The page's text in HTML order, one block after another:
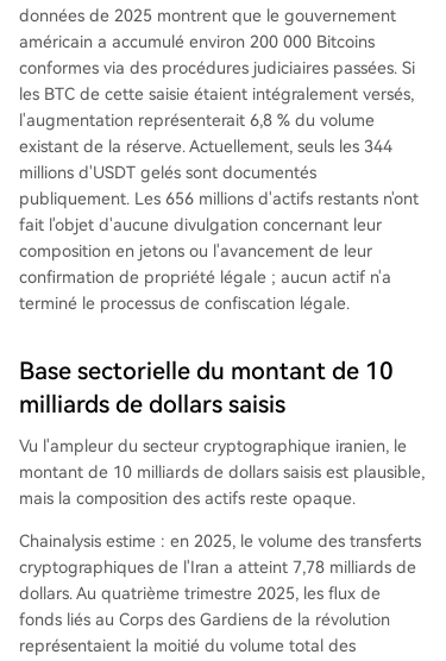
données de 2025 montrent que le gouvernement
américain a accumulé environ 200 000 Bitcoins
conformes via des procédures judiciaires passées. Si
les BTC de cette saisie étaient intégralement versés,
l'augmentation représenterait 6,8 % du volume
existant de la réserve. Actuellement, seuls les 344
millions d'USDT gelés sont documentés
publiquement. Les 656 millions d'actifs restants n'ont
fait l'objet d'aucune divulgation concernant leur
composition en jetons ou l'avancement de leur
confirmation de propriété légale ; aucun actif n'a
terminé le processus de confiscation légale.
Base sectorielle du montant de 10
milliards de dollars saisis
Vu l'ampleur du secteur cryptographique iranien, le
montant de 10 milliards de dollars saisis est plausible,
mais la composition des actifs reste opaque.
Chainalysis estime : en 2025, le volume des transferts
cryptographiques de l'Iran a atteint 7,78 milliards de
dollars. Au quatrième trimestre 2025, les flux de
fonds liés au Corps des Gardiens de la révolution
représentaient la moitié du volume total des